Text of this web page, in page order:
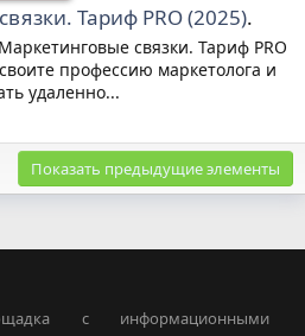
Тариф PRO (2025).
связки. Тариф PRO
профессию маркетолога и
удаленно...
Показать предыдущие элементы
с информационными